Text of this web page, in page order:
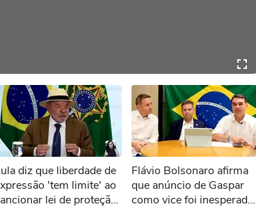
diz que liberdade de
'tem limite' ao
lei de proteção
Flávio Bolsonaro afirma
que anúncio de Gaspar
como vice foi inesperado: